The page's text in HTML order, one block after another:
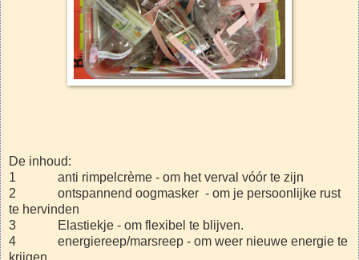
De inhoud:
1 anti rimpelcrème - om het verval vóór te zijn
2 ontspannend oogmasker - om je persoonlijke rust
te hervinden
3 Elastiekje - om flexibel te blijven.
4 energiereep/marsreep - om weer nieuwe energie te
krijgen